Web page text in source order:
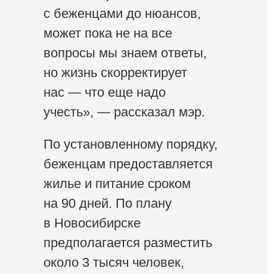
с беженцами до нюансов,
может пока не на все
вопросы мы знаем ответы,
но жизнь скорректирует
нас — что еще надо
учесть», — рассказал мэр.
По установленному порядку,
беженцам предоставляется
жилье и питание сроком
на 90 дней. По плану
в Новосибирске
предполагается разместить
около 3 тысяч человек,